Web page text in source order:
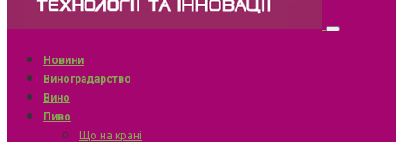
Новини
Виноградарство
Вино
Пиво
Що на крані